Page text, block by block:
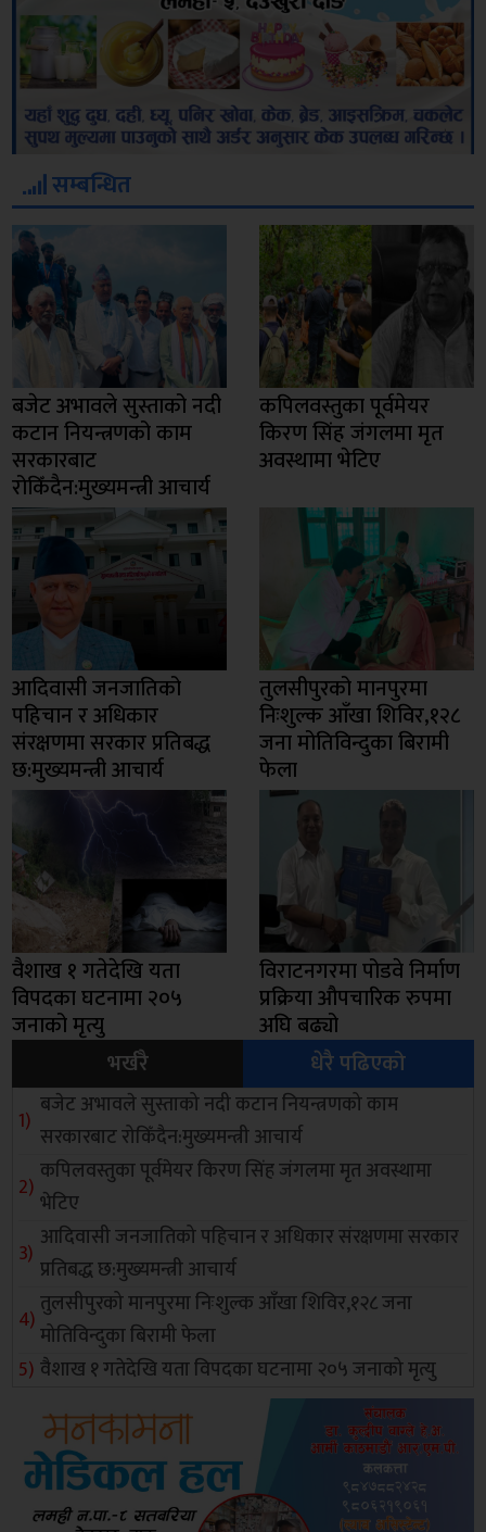
सम्बन्धित
बजेट अभावले सुस्ताको नदी
कटान नियन्त्रणको काम
सरकारबाट
रोकिँदैन:मुख्यमन्त्री आचार्य
कपिलवस्तुका पूर्वमेयर
किरण सिंह जंगलमा मृत
अवस्थामा भेटिए
आदिवासी जनजातिको
पहिचान र अधिकार
संरक्षणमा सरकार प्रतिबद्ध
छ:मुख्यमन्त्री आचार्य
तुलसीपुरको मानपुरमा
निःशुल्क आँखा शिविर,१२८
जना मोतिविन्दुका बिरामी
फेला
वैशाख १ गतेदेखि यता
विपदका घटनामा २०५
जनाको मृत्यु
विराटनगरमा पोडवे निर्माण
प्रक्रिया औपचारिक रुपमा
अघि बढ्यो
भर्खरै
धेरै पढिएको
बजेट अभावले सुस्ताको नदी कटान नियन्त्रणको काम
सरकारबाट रोकिँदैन:मुख्यमन्त्री आचार्य
कपिलवस्तुका पूर्वमेयर किरण सिंह जंगलमा मृत अवस्थामा
भेटिए
आदिवासी जनजातिको पहिचान र अधिकार संरक्षणमा सरकार
प्रतिबद्ध छ:मुख्यमन्त्री आचार्य
तुलसीपुरको मानपुरमा निःशुल्क आँखा शिविर,१२८ जना
मोतिविन्दुका बिरामी फेला
वैशाख १ गतेदेखि यता विपदका घटनामा २०५ जनाको मृत्यु